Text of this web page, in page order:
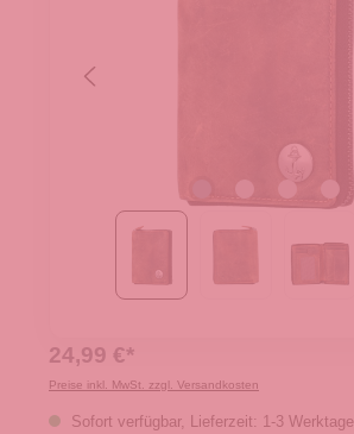
24,99 €*
Preise inkl. MwSt. zzgl. Versandkosten
Sofort verfügbar, Lieferzeit: 1-3 Werktage